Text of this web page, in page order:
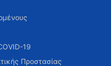
19
Προστασίας